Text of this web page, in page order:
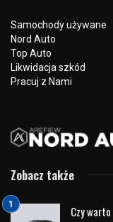
Hyundai Nod
Samochody z gamy